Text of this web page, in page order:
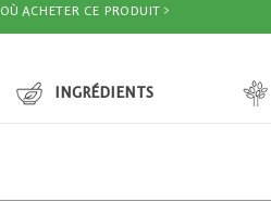
OÙ ACHETER CE PRODUIT
INGRÉDIENTS